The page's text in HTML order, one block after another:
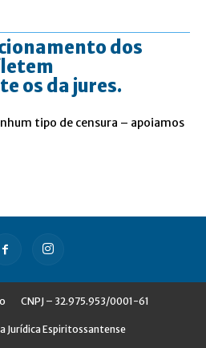
dos
os da jures.
tipo de censura – apoiamos
CNPJ – 32.975.953/0001-61
Jurídica Espiritossantense